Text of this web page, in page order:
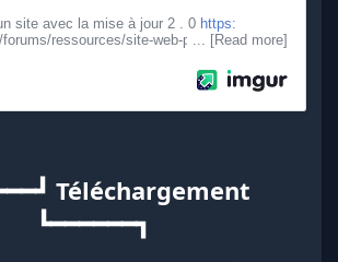
Téléchargement
┗━━━━━━┓